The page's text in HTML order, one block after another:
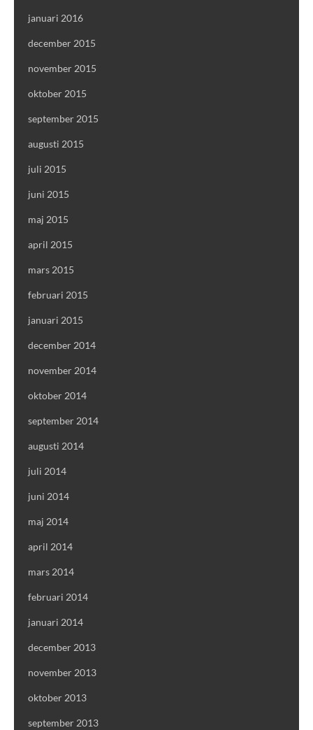
januari 2016
december 2015
november 2015
oktober 2015
september 2015
augusti 2015
juli 2015
juni 2015
maj 2015
april 2015
mars 2015
februari 2015
januari 2015
december 2014
november 2014
oktober 2014
september 2014
augusti 2014
juli 2014
juni 2014
maj 2014
april 2014
mars 2014
februari 2014
januari 2014
december 2013
november 2013
oktober 2013
september 2013